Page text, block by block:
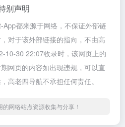
别声明
都来源于网络，不保证外部链
对于该外部链接的指向，不由高
10-30 22:07收录时，该网页上的
网页的内容如出现违规，可以直
高老四导航不承担任何责任。
网络站点资源收集与分享！